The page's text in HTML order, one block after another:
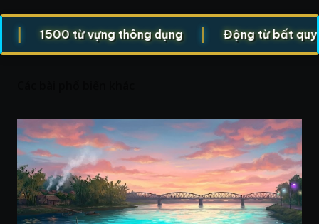
1500 từ vựng thông dụng | Động từ bất quy tắc